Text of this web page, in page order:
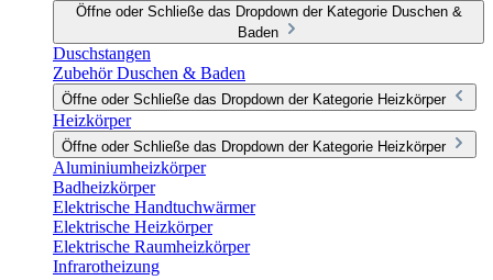
Öffne oder Schließe das Dropdown der Kategorie Duschen &
Baden
Duschstangen
Zubehör Duschen & Baden
Öffne oder Schließe das Dropdown der Kategorie Heizkörper
Heizkörper
Öffne oder Schließe das Dropdown der Kategorie Heizkörper
Aluminiumheizkörper
Badheizkörper
Elektrische Handtuchwärmer
Elektrische Heizkörper
Elektrische Raumheizkörper
Infrarotheizung